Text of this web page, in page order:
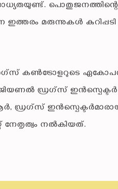
ഇത്തരം മരുന്നുകള്‍
കണ്‍ട്രോളറുടെ
ഡ്രഗ്‌സ്
ഡ്രഗ്‌സ്
നേതൃത്വം നല്‍കിയത്.